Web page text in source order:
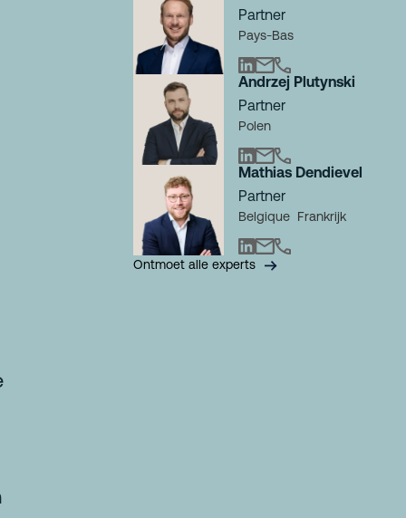
Partner
Pays-Bas
Andrzej Plutynski
Partner
Polen
Mathias Dendievel
Partner
Belgique Frankrijk
Ontmoet alle experts